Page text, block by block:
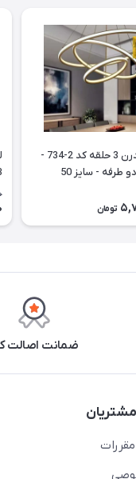
لوستر مدرن 3 حلقه کد 2-734 -
طرفه - سایز 50
تومان
ضمانت اصالت